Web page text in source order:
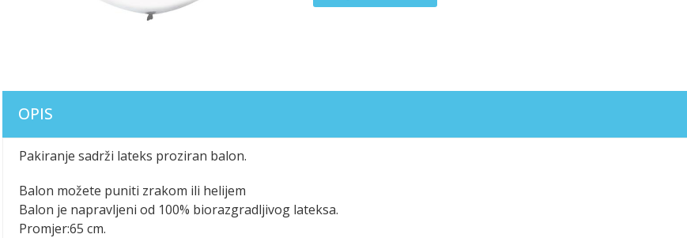
OPIS
Pakiranje sadrži lateks proziran balon.
Balon možete puniti zrakom ili helijem
Balon je napravljeni od 100% biorazgradljivog lateksa.
Promjer:65 cm.